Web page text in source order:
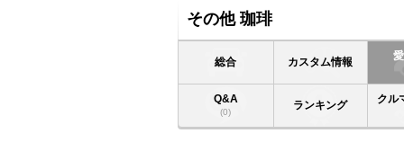
その他 珈琲
総合 カスタム情報
Q&A
(0) ランキング
クル